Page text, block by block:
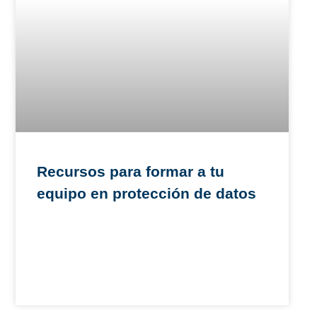
Recursos para formar a tu
equipo en protección de datos